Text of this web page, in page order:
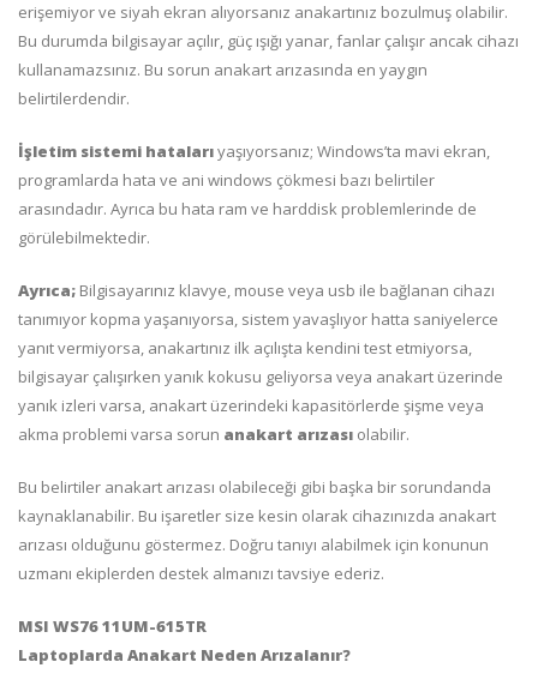
erişemiyor ve siyah ekran alıyorsanız anakartınız bozulmuş olabilir.
Bu durumda bilgisayar açılır, güç ışığı yanar, fanlar çalışır ancak cihazı
kullanamazsınız. Bu sorun anakart arızasında en yaygın
belirtilerdendir.
İşletim sistemi hatalarıyaşıyorsanız; Windows’ta mavi ekran,
programlarda hata ve ani windows çökmesi bazı belirtiler
arasındadır. Ayrıca bu hata ram ve harddisk problemlerinde de
görülebilmektedir.
Ayrıca; Bilgisayarınız klavye, mouse veya usb ile bağlanan cihazı
tanımıyor kopma yaşanıyorsa, sistem yavaşlıyor hatta saniyelerce
yanıt vermiyorsa, anakartınız ilk açılışta kendini test etmiyorsa,
bilgisayar çalışırken yanık kokusu geliyorsa veya anakart üzerinde
yanık izleri varsa, anakart üzerindeki kapasitörlerde şişme veya
akma problemi varsa sorun anakart arızası olabilir.
Bu belirtiler anakart arızası olabileceği gibi başka bir sorundanda
kaynaklanabilir. Bu işaretler size kesin olarak cihazınızda anakart
arızası olduğunu göstermez. Doğru tanıyı alabilmek için konunun
uzmanı ekiplerden destek almanızı tavsiye ederiz.
MSI WS76 11UM-615TR
Laptoplarda Anakart Neden Arızalanır?